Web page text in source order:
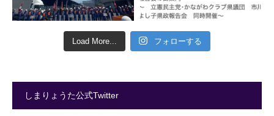
Load More... フォローする
しまりょうた公式Twitter